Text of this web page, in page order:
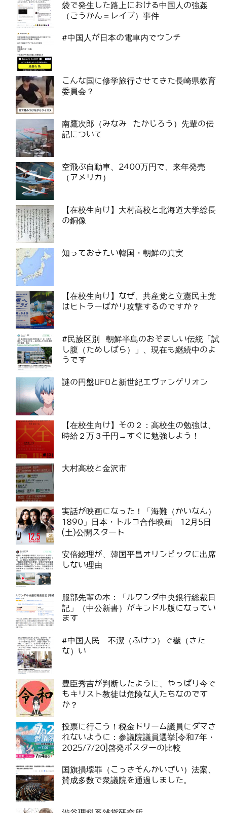
袋で発生した路上における中国人の強姦
（ごうかん＝レイプ）事件
#中国人が日本の電車内でウンチ
こんな国に修学旅行させてきた長崎県教育
委員会？
南鷹次郎（みなみ たかじろう）先輩の伝
記について
空飛ぶ自動車、2400万円で、来年発売
（アメリカ）
【在校生向け】大村高校と北海道大学総長
の銅像
知っておきたい韓国・朝鮮の真実
【在校生向け】なぜ、共産党と立憲民主党
はヒトラーばかり攻撃するのですか？
#民族区別 朝鮮半島のおぞましい伝統「試
し腹（ためしばら）」、現在も継続中のよ
うです
謎の円盤UFOと新世紀エヴァンゲリオン
【在校生向け】その２：高校生の勉強は、
時給２万３千円→すぐに勉強しよう！
大村高校と金沢市
実話が映画になった！「海難（かいなん）
1890」日本・トルコ合作映画 12月5日
(土)公開スタート
安倍総理が、韓国平昌オリンピックに出席
しない理由
服部先輩の本：「ルワンダ中央銀行総裁日
記」（中公新書）がキンドル版になってい
ます
#中国人民 不潔（ふけつ）で穢（きた
な）い
豊臣秀吉が判断したように、やっぱり今で
もキリスト教徒は危険な人たちなのです
か？
投票に行こう！税金ドリーム議員にダマさ
れないように：参議院議員選挙[令和7年・
2025/7/20]啓発ポスターの比較
国旗損壊罪（こっきそんかいざい）法案、
賛成多数で衆議院を通過しました。